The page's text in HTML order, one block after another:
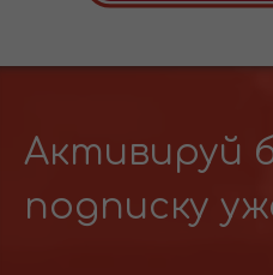
Активируй
подписку